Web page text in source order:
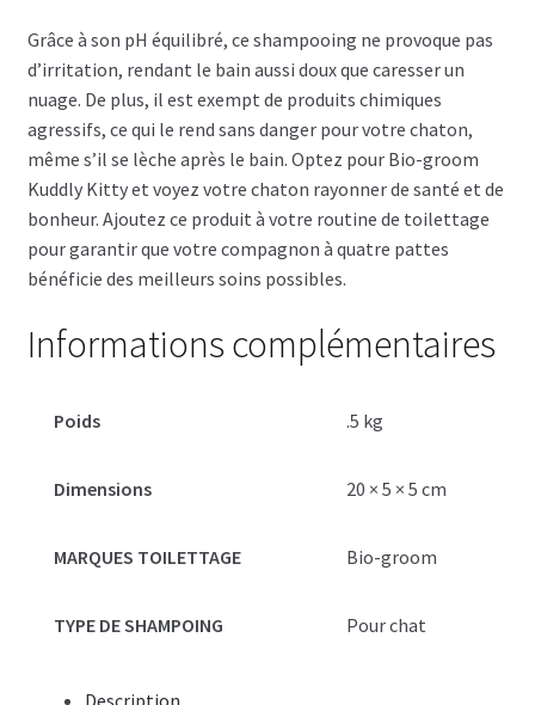
Grâce à son pH équilibré, ce shampooing ne provoque pas
d’irritation, rendant le bain aussi doux que caresser un
nuage. De plus, il est exempt de produits chimiques
agressifs, ce qui le rend sans danger pour votre chaton,
même s’il se lèche après le bain. Optez pour Bio-groom
Kuddly Kitty et voyez votre chaton rayonner de santé et de
bonheur. Ajoutez ce produit à votre routine de toilettage
pour garantir que votre compagnon à quatre pattes
bénéficie des meilleurs soins possibles.
Informations complémentaires
Poids .5 kg
Dimensions 20 × 5 × 5 cm
MARQUES TOILETTAGE Bio-groom
TYPE DE SHAMPOING Pour chat